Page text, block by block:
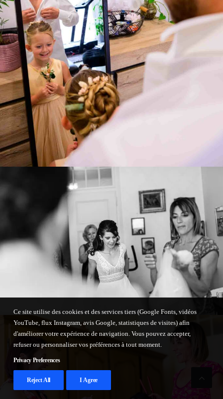
Ce site utilise des cookies et des services tiers (Google Fonts, vidéos
YouTube, flux Instagram, avis Google, statistiques de visites) afin
d'améliorer votre expérience de navigation. Vous pouvez accepter,
refuser ou personnaliser vos préférences à tout moment.
Privacy Preferences
Reject All I Agree